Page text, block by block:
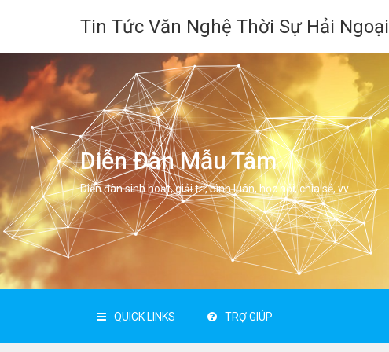
Tin Tức Văn Nghệ Thời Sự Hải Ngoại
Diễn Đàn Mẫu Tâm
Diễn đàn sinh hoạt, giải trí, bình luân, học hỏi, chia sẻ, vv.
QUICK LINKS TRỢ GIÚP